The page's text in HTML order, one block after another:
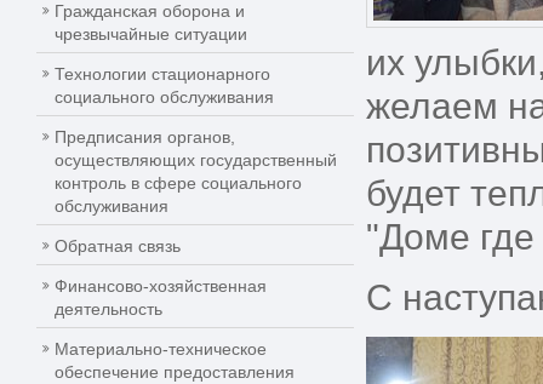
Гражданская оборона и
чрезвычайные ситуации
Технологии стационарного
социального обслуживания
Предписания органов,
осуществляющих государственный
контроль в сфере социального
обслуживания
Обратная связь
Финансово-хозяйственная
деятельность
Материально-техническое
обеспечение предоставления
их
желаем
будет
"Доме где
С